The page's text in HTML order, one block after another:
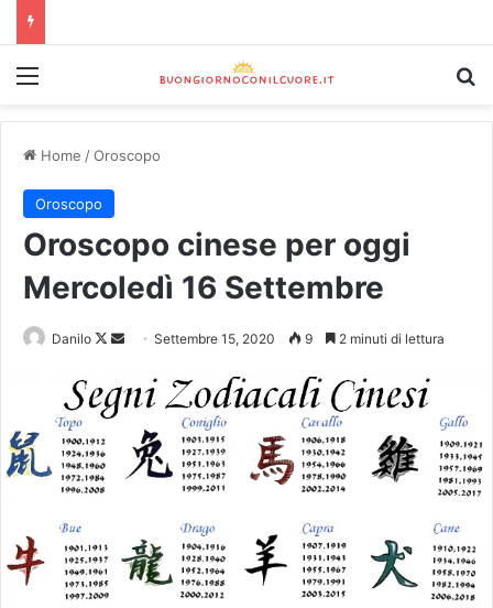
Home /Oroscopo
Oroscopo
Oroscopo cinese per oggi
Mercoledì 16 Settembre
Danilo Settembre 15, 2020 9 2 minuti di lettura